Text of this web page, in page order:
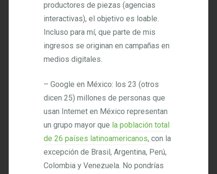
productores de piezas (agencias
interactivas), el objetivo es loable.
Incluso para mí, que parte de mis
ingresos se originan en campañas en
medios digitales.
– Google en México: los 23 (otros
dicen 25) millones de personas que
usan Internet en México representan
un grupo mayor que la población total
de 26 países latinoamericanos, con la
excepción de Brasil, Argentina, Perú,
Colombia y Venezuela. No pondrías